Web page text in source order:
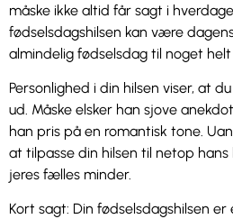
måske ikke altid får sagt i
fødselsdagshilsen kan være
almindelig fødselsdag til noget
Personlighed i din hilsen viser, at
ud. Måske elsker han sjove
han pris på en romantisk tone.
at tilpasse din hilsen til netop hans
jeres fælles minder.
Kort sagt: Din fødselsdagshilsen er